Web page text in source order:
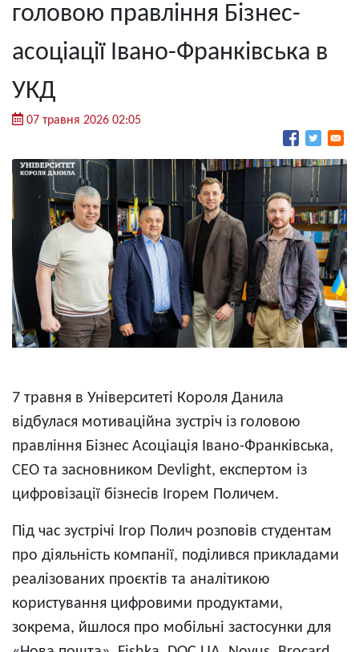
головою правління Бізнес-
асоціації Івано-Франківська в
УКД
07 травня 2026 02:05
7 травня в Університеті Короля Данила
відбулася мотиваційна зустріч із головою
правління Бізнес Асоціація Івано-Франківська,
CEO та засновником Devlight, експертом із
цифровізації бізнесів Ігорем Поличем.
Під час зустрічі Ігор Полич розповів студентам
про діяльність компанії, поділився прикладами
реалізованих проєктів та аналітикою
користування цифровими продуктами,
зокрема, йшлося про мобільні застосунки для